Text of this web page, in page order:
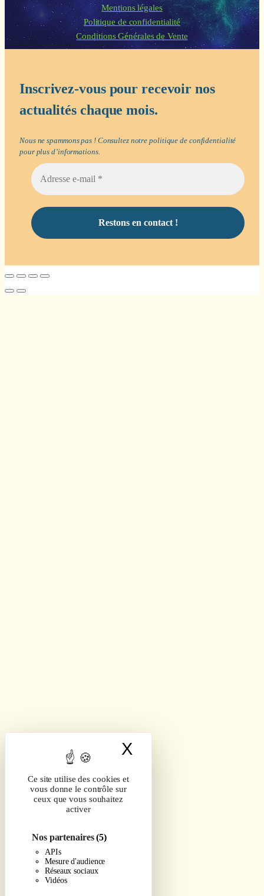
Ce site utilise des cookies et
vous donne le contrôle sur
ceux que vous souhaitez
activer
Nos partenaires(5)
APIs
Mesure d'audience
Réseaux sociaux
Vidéos
X
Mentions légales
Politique de confidentialité
Conditions Générales de Vente
Inscrivez-vous pour recevoir nos
actualités chaque mois.
Nous ne spammons pas ! Consultez notrepolitique de confidentialité
pour plus d’informations.